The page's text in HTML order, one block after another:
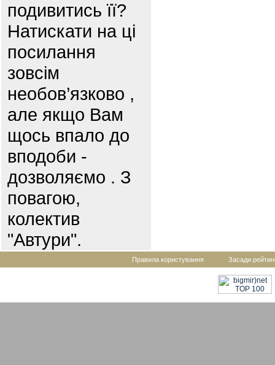
подивитись її?
Натискати на ці
посилання
зовсім
необов’язково ,
але якщо Вам
щось впало до
вподоби -
дозволяємо . З
повагою,
колектив
"Автури".
Правила користування Засади